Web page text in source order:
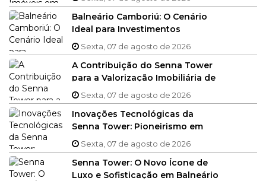
Balneário Camboriú: O Cenário
Ideal para Investimentos
Imobiliários de Alto Padrão
Sexta, 07 de agosto de 2026
A Contribuição do Senna Tower
para a Valorização Imobiliária de
Santa Catarina
Sexta, 07 de agosto de 2026
Inovações Tecnológicas da
Senna Tower: Pioneirismo em
Engenharia e Sustentabilidade
Sexta, 07 de agosto de 2026
Senna Tower: O Novo Ícone de
Luxo e Sofisticação em Balneário